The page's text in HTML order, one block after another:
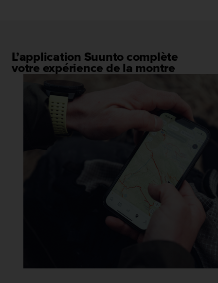
L’application Suunto complète
votre expérience de la montre